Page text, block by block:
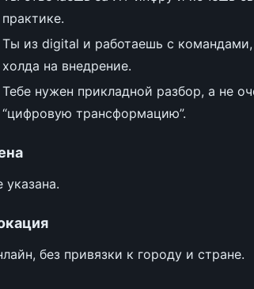
практике.
Ты из digital и работаешь с
холда на внедрение.
Тебе нужен прикладной разбор, а не
“цифровую трансформацию”.
указана.
без привязки к городу и стране.